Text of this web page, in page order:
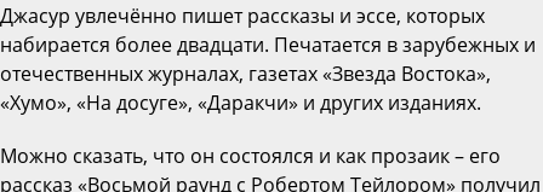
Джасур увлечённо пишет рассказы и эссе, которых
набирается более двадцати. Печатается в зарубежных и
отечественных журналах, газетах «Звезда Востока»,
«Хумо», «На досуге», «Даракчи» и других изданиях.
Можно сказать, что он состоялся и как прозаик – его
рассказ «Восьмой раунд с Робертом Тейлором» получил